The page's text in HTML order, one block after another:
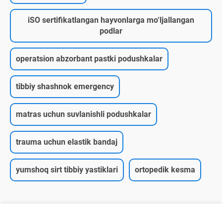
iSO sertifikatlangan hayvonlarga mo‘ljallangan
podlar
operatsion abzorbant pastki podushkalar
tibbiy shashnok emergency
matras uchun suvlanishli podushkalar
trauma uchun elastik bandaj
yumshoq sirt tibbiy yastiklari ortopedik kesma